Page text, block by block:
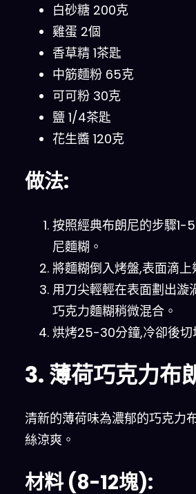
白砂糖 200克
雞蛋 2個
香草精 1茶匙
中筋麵粉 65克
可可粉 30克
鹽 1/4茶匙
花生醬 120克
做法:
按照經典布朗尼的步驟1-
尼麵糊。
將麵糊倒入烤盤,表面滴上
用刀尖輕輕在表面劃出漩
巧克力麵糊稍微混合。
烘烤25-30分鐘,冷卻後切
3. 薄荷巧克力布
清新的薄荷味為濃郁的巧克力
絲涼爽。
材料 (8-12塊):